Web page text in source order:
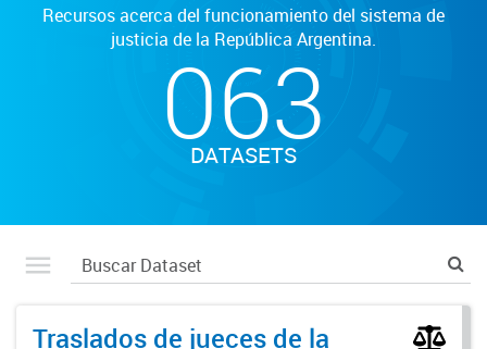
Recursos acerca del funcionamiento del sistema de
justicia de la República Argentina.
063
DATASETS
Traslados de jueces de la